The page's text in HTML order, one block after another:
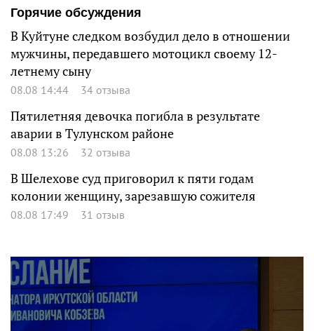
Горячие обсуждения
В Куйтуне следком возбудил дело в отношении
мужчины, передавшего мотоцикл своему 12-
летнему сыну
08.08 14:44 34 отзыва
Пятилетняя девочка погибла в результате
аварии в Тулунском районе
08.08 13:26 32 отзыва
В Шелехове суд приговорил к пяти годам
колонии женщину, зарезавшую сожителя
08.08 17:49 31 отзыв